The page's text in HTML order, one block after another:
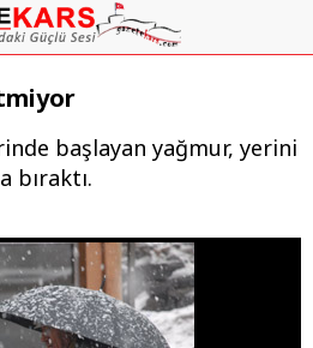
başlayan yağmur, yerini
bıraktı.